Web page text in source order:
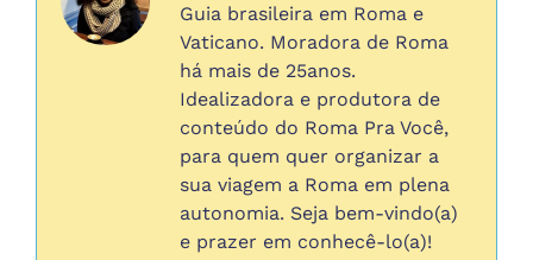
Guia brasileira em Roma e
Vaticano. Moradora de Roma
há mais de 25anos.
Idealizadora e produtora de
conteúdo do Roma Pra Você,
para quem quer organizar a
sua viagem a Roma em plena
autonomia. Seja bem-vindo(a)
e prazer em conhecê-lo(a)!